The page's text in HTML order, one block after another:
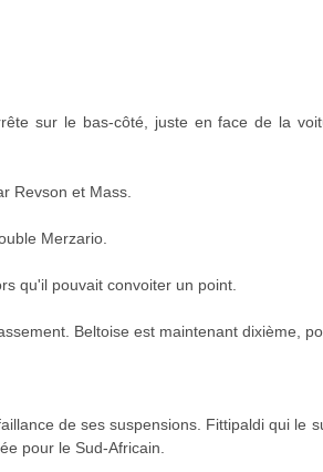
sur le bas-côté, juste en face de la
Revson et Mass.
Merzario.
qu'il pouvait convoiter un point.
Beltoise est maintenant dixième,
de ses suspensions. Fittipaldi qui le
pour le Sud-Africain.